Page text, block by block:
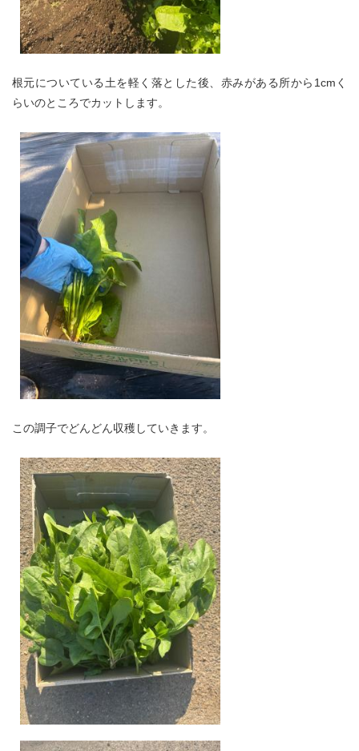
根元についている土を軽く落とした後、赤みがある所から1cmく
らいのところでカットします。
この調子でどんどん収穫していきます。